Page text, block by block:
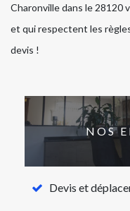
Charonville dans le 28120
et qui respectent les
devis !
NOS
Devis et